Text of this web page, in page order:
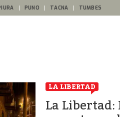
PUNO TACNA TUMBES
LA LIBERTAD
La Libertad: